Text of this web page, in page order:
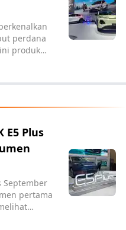
perdana
produk
E5 Plus
September
pertama